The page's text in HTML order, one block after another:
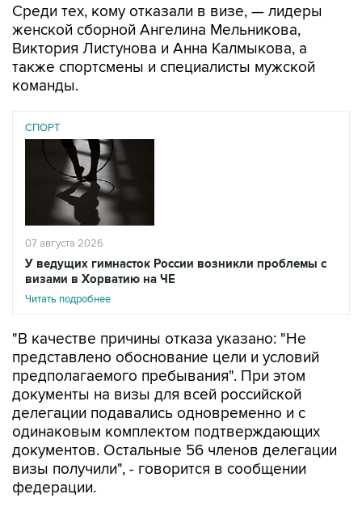
Среди тех, кому отказали в визе, — лидеры
женской сборной Ангелина Мельникова,
Виктория Листунова и Анна Калмыкова, а
также спортсмены и специалисты мужской
команды.
СПОРТ
07 августа 2026
У ведущих гимнасток России возникли проблемы с
визами в Хорватию на ЧЕ
Читать подробнее
"В качестве причины отказа указано: "Не
представлено обоснование цели и условий
предполагаемого пребывания". При этом
документы на визы для всей российской
делегации подавались одновременно и с
одинаковым комплектом подтверждающих
документов. Остальные 56 членов делегации
визы получили", - говорится в сообщении
федерации.